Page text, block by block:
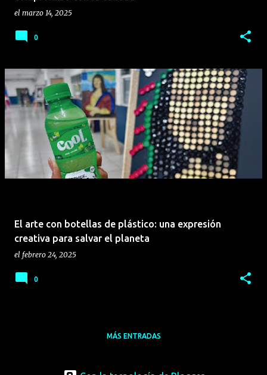
el marzo 14, 2025
0
El arte con botellas de plástico: una expresión
creativa para salvar el planeta
el febrero 24, 2025
0
MÁS ENTRADAS